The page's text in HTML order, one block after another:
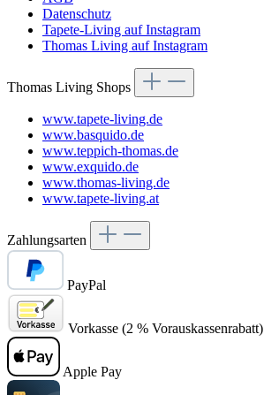
Datenschutz
Tapete-Living auf Instagram
Thomas Living auf Instagram
Thomas Living Shops
www.tapete-living.de
www.basquido.de
www.teppich-thomas.de
www.exquido.de
www.thomas-living.de
www.tapete-living.at
Zahlungsarten
PayPal
Vorkasse (2 % Vorauskassenrabatt)
Apple Pay